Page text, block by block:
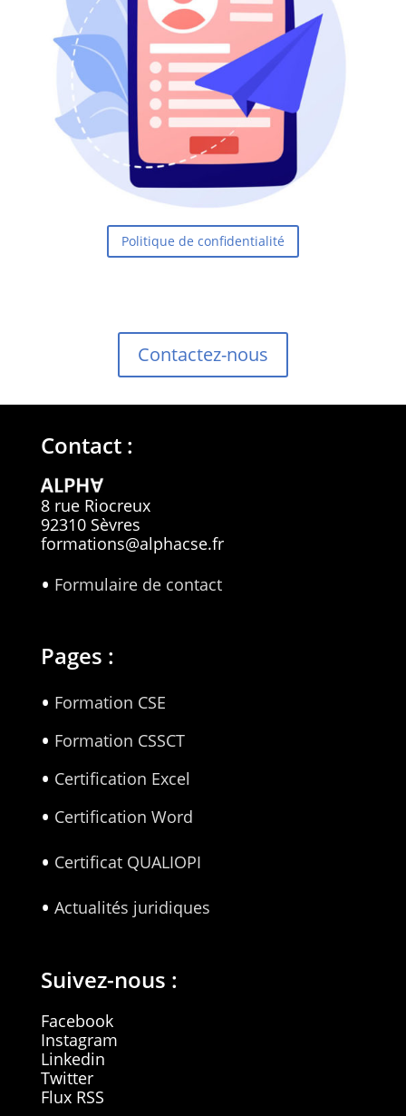
Politique de confidentialité
Contactez-nous
Contact :
8 rue Riocreux
92310 Sèvres
formations@alphacse.fr
Formulaire de contact
Pages :
Formation CSE
Formation CSSCT
Certification Excel
Certification Word
Certificat QUALIOPI
Actualités juridiques
Suivez-nous :
Facebook
Instagram
Linkedin
Twitter
Flux RSS